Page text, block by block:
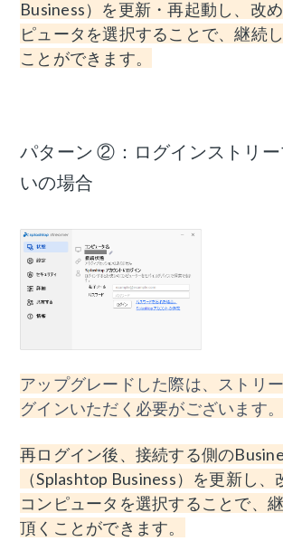
Business）を更新・再起動し、改
ピュータを選択することで、継続
ことができます。
パターン ②：ログインストリ
いの場合
アップグレードした際は、ストリ
グインいただく必要がございます。
再ログイン後、接続する側の
（Splashtop Business）を更新し
コンピュータを選択することで、
頂くことができます。